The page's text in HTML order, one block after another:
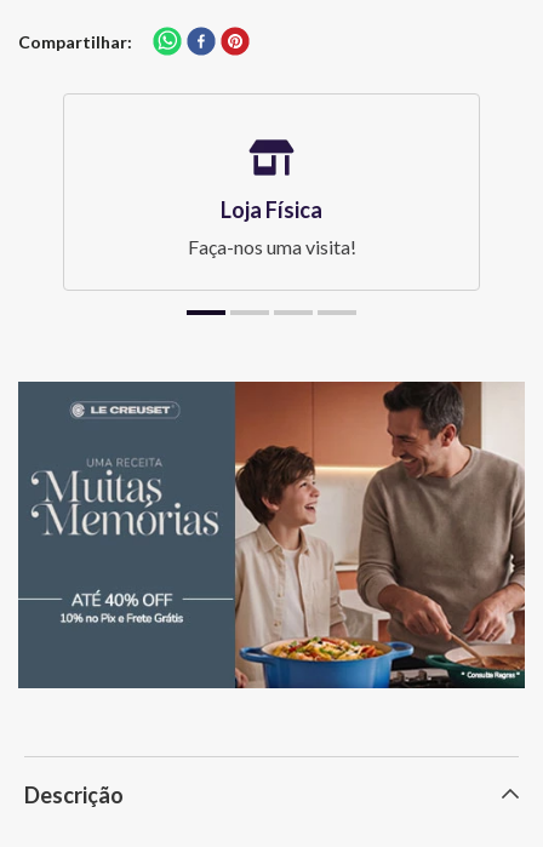
Compartilhar
Loja Física
Faça-nos uma visita!
Descrição